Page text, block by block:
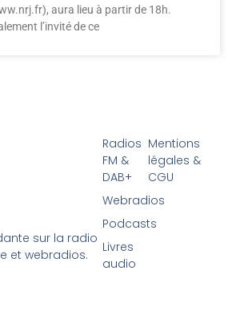
aura lieu à partir de 18h.
l’invité de ce
sur la radio
et webradios.
Radios
FM &
DAB+
Webradios
Podcasts
Livres
audio
Mentions
légales &
CGU